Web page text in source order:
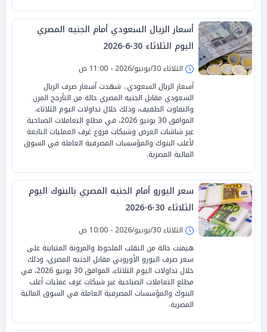
أسعار الريال السعودي أمام الجنيه المصري
اليوم الثلاثاء 30-6-2026
الثلاثاء 30/يونيو/2026 - 11:00 ص
أسعار الريال السعودي.. شهدت أسعار صرف الريال
السعودي مقابل الجنيه المصري حالة من التأرجح المرن
والتفاوت الطفيف، وذلك خلال تداولات اليوم الثلاثاء،
الموافق 30 يونيو 2026، في مطلع التعاملات الصباحية
عبر شاشات العرض وشبكات فروع غرف العمليات التابعة
لأغلب البنوك والمؤسسات المصرفية العاملة في السوق
المالية المصرية.
سعر اليورو أمام الجنيه المصري بالبنوك اليوم
الثلاثاء 30-6-2026
الثلاثاء 30/يونيو/2026 - 10:00 ص
هيمنت حالة من التقلب الملحوظ والمرونة المتباينة على
سعر صرف اليورو الأوروبي مقابل الجنيه المصري، وذلك
خلال تداولات اليوم الثلاثاء، الموافق 30 يونيو 2026، في
مطلع التعاملات الصباحية عبر شبكات غرف عمليات أغلب
البنوك والمؤسسات المصرفية العاملة في السوق المالية
المصرية.